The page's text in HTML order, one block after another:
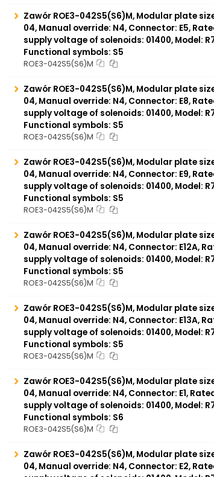
Zawór ROE3-042S5(S6)M, Modular plate
04, Manual override: N4, Connector: E5,
supply voltage of solenoids: 01400, Model:
Functional symbols: S5
ROE3-042S5(S6)M
Zawór ROE3-042S5(S6)M, Modular plate
04, Manual override: N4, Connector: E8,
supply voltage of solenoids: 01400, Model:
Functional symbols: S5
ROE3-042S5(S6)M
Zawór ROE3-042S5(S6)M, Modular plate
04, Manual override: N4, Connector: E9,
supply voltage of solenoids: 01400, Model:
Functional symbols: S5
ROE3-042S5(S6)M
Zawór ROE3-042S5(S6)M, Modular plate
04, Manual override: N4, Connector: E12A,
supply voltage of solenoids: 01400, Model:
Functional symbols: S5
ROE3-042S5(S6)M
Zawór ROE3-042S5(S6)M, Modular plate
04, Manual override: N4, Connector: E13A,
supply voltage of solenoids: 01400, Model:
Functional symbols: S5
ROE3-042S5(S6)M
Zawór ROE3-042S5(S6)M, Modular plate
04, Manual override: N4, Connector: E1,
supply voltage of solenoids: 01400, Model:
Functional symbols: S6
ROE3-042S5(S6)M
Zawór ROE3-042S5(S6)M, Modular plate
04, Manual override: N4, Connector: E2,